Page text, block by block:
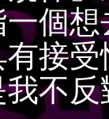
個
接
不